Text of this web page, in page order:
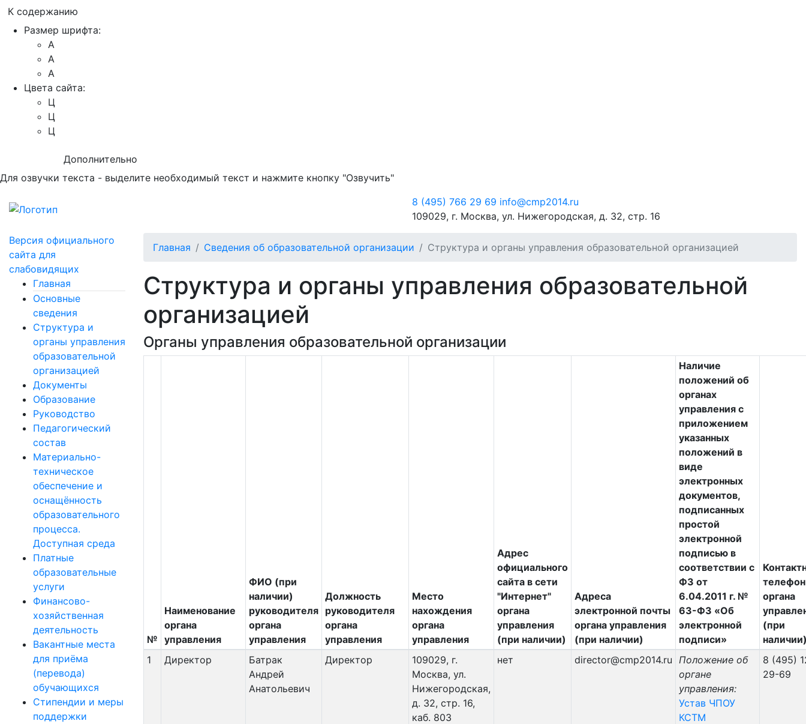
К содержанию
Размер шрифта:
A
A
A
Цвета сайта:
Ц
Ц
Ц
Дополнительно
Для озвучки текста - выделите необходимый текст и нажмите кнопку "Озвучить"
8 (495) 766 29 69 info@cmp2014.ru
109029, г. Москва, ул. Нижегородская, д. 32, стр. 16
Версия официального
сайта для
слабовидящих
Главная
Основные
сведения
Структура и
органы управления
образовательной
организацией
Документы
Образование
Руководство
Педагогический
состав
Материально-
техническое
обеспечение и
оснащённость
образовательного
процесса.
Доступная среда
Платные
образовательные
услуги
Финансово-
хозяйственная
деятельность
Вакантные места
для приёма
(перевода)
обучающихся
Стипендии и меры
поддержки
Главная Сведения об образовательной организации Структура и органы управления образовательной организацией
Структура и органы управления образовательной
организацией
Органы управления образовательной организации
№
Наименование
органа
управления
ФИО (при
наличии)
руководителя
органа
управления
Должность
руководителя
органа
управления
Место
нахождения
органа
управления
Адрес
официального
сайта в сети
"Интернет"
органа
управления
(при наличии)
Адреса
электронной почты
органа управления
(при наличии)
Наличие
положений об
органах
управления с
приложением
указанных
положений в
виде
электронных
документов,
подписанных
простой
электронной
подписью в
соответствии с
ФЗ от
6.04.2011 г. №
63-ФЗ «Об
электронной
подписи»
телефон
органа
(при
1
Директор
Батрак
Андрей
Анатольевич
Директор
109029, г.
Москва, ул.
Нижегородская,
д. 32, стр. 16,
каб. 803
нет director@cmp2014.ru Положение об
органе
управления:
Устав ЧПОУ
КСТМ
8 (495)
29-69